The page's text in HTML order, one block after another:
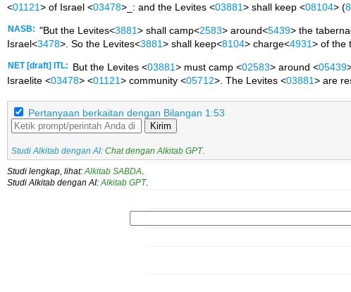
<01121> of Israel <03478>_: and the Levites <03881> shall keep <08104> (
NASB: "But the Levites<3881> shall camp<2583> around<5439> the
Israel<3478>. So the Levites<3881> shall keep<8104> charge<4931> of the
NET [draft] ITL: But the Levites <03881> must camp <02583> around <05439
Israelite <03478> <01121> community <05712>. The Levites <03881> are
Pertanyaan berkaitan dengan Bilangan 1:53
Kirim
Studi Alkitab dengan AI: Chat dengan Alkitab GPT.
Studi lengkap, lihat: Alkitab SABDA
Studi Alkitab dengan AI: Alkitab GPT.